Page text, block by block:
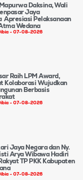
Daksina, Wali
Jaya
Apresiasi Pelaksanaan
Wedana
07-08-2026
Raih LPM Award,
Kolaborasi Wujudkan
Berbasis
07-08-2026
Jaya Negara dan Ny.
Arya Wibawa Hadiri
TP PKK Kabupaten
07-08-2026